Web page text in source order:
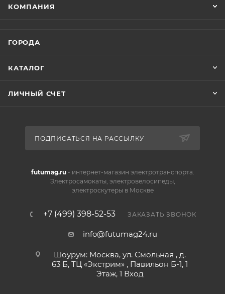
КОМПАНИЯ
ГОРОДА
КАТАЛОГ
ЛИЧНЫЙ СЧЕТ
ПОДПИСАТЬСЯ НА РАССЫЛКУ
futumag.ru- интернет-магазин электротранспорта.
Электросамокаты, электровелосипеды,
электроскутеры в Москве
+7 (499) 398-52-53 ЗАКАЗАТЬ ЗВОНОК
info@futumag24.ru
Шоурум: Москва, ул. Смольная , д.
63 Б, ТЦ «Экстрим» , Павильон Б-1, 1
Этаж, 1 Вход